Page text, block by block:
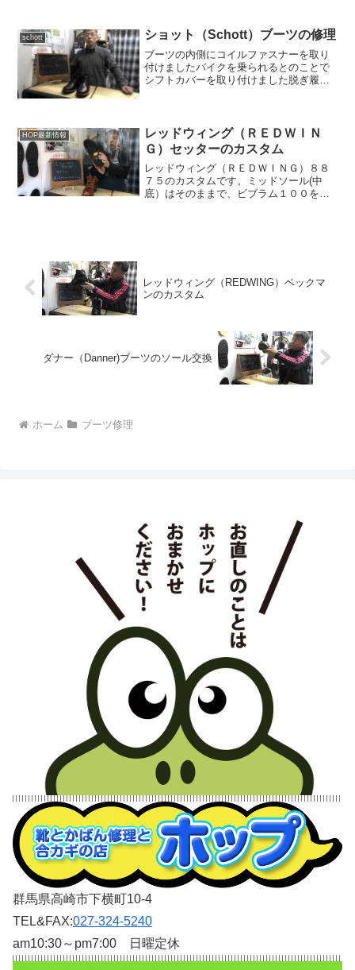
schott ショット（Schott）ブーツの修理
ブーツの内側にコイルファスナーを取り
付けましたバイクを乗られるとのことで
シフトカバーを取り付けました脱ぎ履き
HOP最新情報
レッドウィング（ＲＥＤＷＩＮ
Ｇ）セッターのカスタム
レッドウィング（ＲＥＤＷＩＮＧ）８８
７５のカスタムです。ミッドソール(中
底）はそのままで、ビブラム１００を取
レッドウィング（REDWING）ベックマ
ンのカスタム
ダナー（Danner)ブーツのソール交換
ホーム ブーツ修理
群馬県高崎市下横町10-4
TEL&FAX:027-324-5240
am10:30～pm7:00 日曜定休